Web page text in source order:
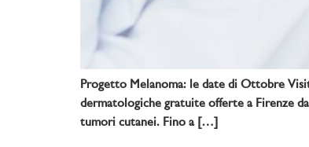
Progetto Melanoma: le date di Ottobre
dermatologiche gratuite offerte a Firenze
tumori cutanei. Fino a […]